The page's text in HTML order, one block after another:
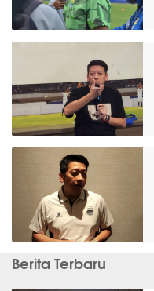
Berita Terbaru